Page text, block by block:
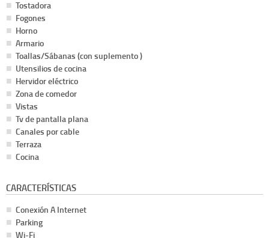
Tostadora
Fogones
Horno
Armario
Toallas/Sábanas (con suplemento )
Utensilios de cocina
Hervidor eléctrico
Zona de comedor
Vistas
Tv de pantalla plana
Canales por cable
Terraza
Cocina
CARACTERÍSTICAS
Conexión A Internet
Parking
Wi-Fi